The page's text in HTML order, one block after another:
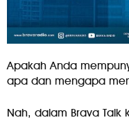
Apakah Anda
apa dan mengapa
Nah, dalam Brava Talk